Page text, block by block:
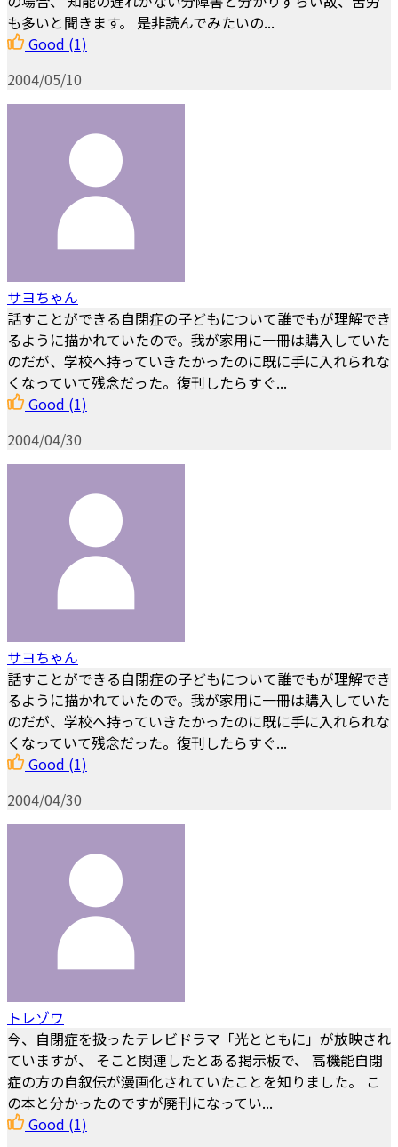
も多いと聞きます。 是非読んでみたいの...
Good (1)
2004/05/10
サヨちゃん
話すことができる自閉症の子どもについて誰でもが理解でき
るように描かれていたので。我が家用に一冊は購入していた
のだが、学校へ持っていきたかったのに既に手に入れられな
くなっていて残念だった。復刊したらすぐ...
Good (1)
2004/04/30
サヨちゃん
話すことができる自閉症の子どもについて誰でもが理解でき
るように描かれていたので。我が家用に一冊は購入していた
のだが、学校へ持っていきたかったのに既に手に入れられな
くなっていて残念だった。復刊したらすぐ...
Good (1)
2004/04/30
トレゾワ
今、自閉症を扱ったテレビドラマ「光とともに」が放映され
ていますが、 そこと関連したとある掲示板で、 高機能自閉
症の方の自叙伝が漫画化されていたことを知りました。 こ
の本と分かったのですが廃刊になってい...
Good (1)